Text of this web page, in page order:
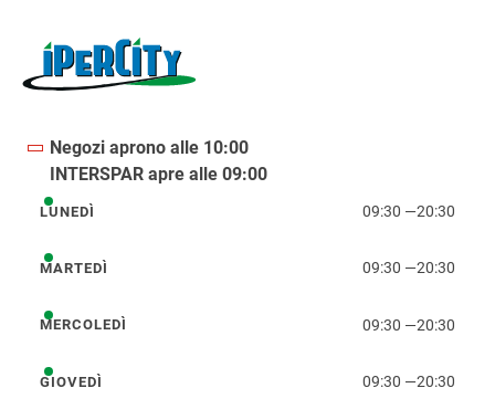
Negozi aprono alle 10:00
INTERSPAR apre alle 09:00
lunedì
LUNEDÌ 09:30 —20:30
martedì
MARTEDÌ 09:30 —20:30
mercoledì
MERCOLEDÌ 09:30 —20:30
giovedì
GIOVEDÌ 09:30 —20:30